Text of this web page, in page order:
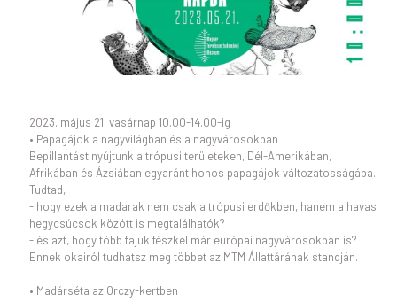
2023. május 21. vasárnap 10.00-14.00-ig
• Papagájok a nagyvilágban és a nagyvárosokban
Bepillantást nyújtunk a trópusi területeken, Dél-Amerikában,
Afrikában és Ázsiában egyaránt honos papagájok változatosságába.
Tudtad,
- hogy ezek a madarak nem csak a trópusi erdőkben, hanem a havas
hegycsúcsok között is megtalálhatók?
- és azt, hogy több fajuk fészkel már európai nagyvárosokban is?
Ennek okairól tudhatsz meg többet az MTM Állattárának standján.
• Madárséta az Orczy-kertben